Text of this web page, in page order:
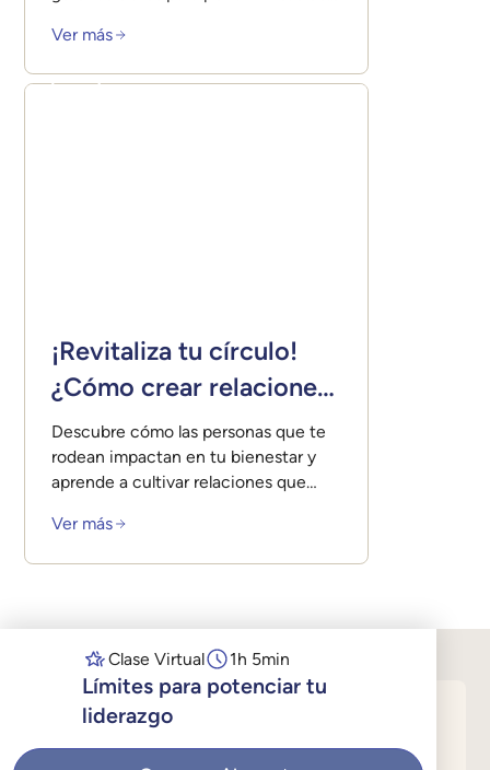
Ver más
¡Revitaliza tu círculo!
¿Cómo crear relaciones
sanas y potenciadoras?
Descubre cómo las personas que te
rodean impactan en tu bienestar y
aprende a cultivar relaciones que
Ver más
Clase Virtual 1h 5min
Límites para potenciar tu
liderazgo